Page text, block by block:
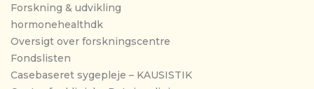
Forskning & udvikling
hormonehealthdk
Oversigt over forskningscentre
Fondslisten
Casebaseret sygepleje – KAUSISTIK